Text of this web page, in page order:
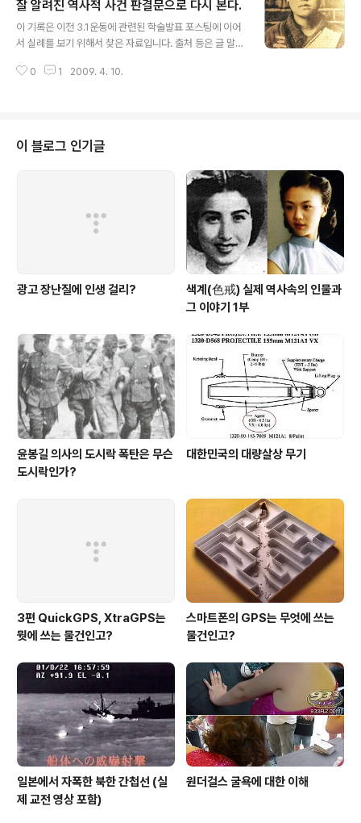
은 현미밥을 좋아하는 것으로 조사되었습니다.” 어떻습니
까? 된장국이나 보리밥 현미밥이 건강에 좋아 보이지 않습
니까? 여러분도 건강을 위해서 입에 맞지 않아도 저런 음식
들에게 저런 음식을 억지로 강요하지는 않으셨나요? 하지
잘 알려진 역사적 사건 판결문으로 다시 본다.
이 기록은 이전 3.1운동에 관련된 학술발표 포스팅에 이어
서 실례를 보기 위해서 찾은 자료입니다. 출처 등은 글 말미
서 제 생각은 기록 안에 넣어서 간단히 읽고 싶은 분들의 요
피고의 이름을 보시면 무슨 사건의 재판인지 알게 됩니다.
판 결 충청남도 천안군 동면 용두리(東面龍頭里) 농업 조
인원(趙仁元) 56세 동도 동군 수신면 복다회리(卜多會
里) 농업 김상훈(金相勳) 46세 동도 동군 동면 용두리 학
생 유관순(柳寬順) 18세 네… 너무나 유명한 이름이지요.
0 1 2009. 4. 10.
이 블로그 인기글
광고 장난질에 인생 걸리?
색계(色戒) 실제 역사속의 인물과
그 이야기 1부
윤봉길 의사의 도시락 폭탄은 무슨
도시락인가?
대한민국의 대량살상 무기
3편 QuickGPS, XtraGPS는
뭣에 쓰는 물건인고?
스마트폰의 GPS는 무엇에 쓰는
물건인고?
일본에서 자폭한 북한 간첩선 (실
제 교전 영상 포함)
원더걸스 굴욕에 대한 이해